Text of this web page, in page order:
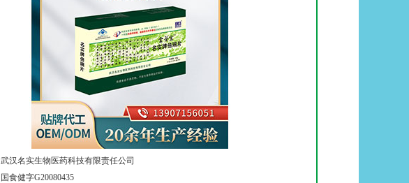
武汉名实生物医药科技有限责任公司
国食健字G20080435